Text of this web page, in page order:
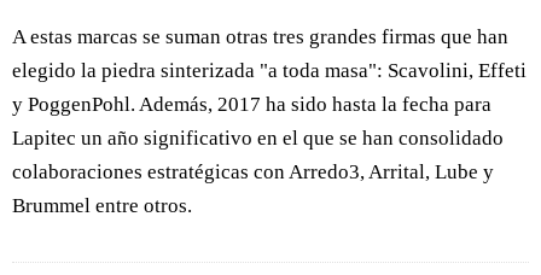
A estas marcas se suman otras tres grandes firmas que han
elegido la piedra sinterizada "a toda masa": Scavolini, Effeti
y PoggenPohl. Además, 2017 ha sido hasta la fecha para
Lapitec un año significativo en el que se han consolidado
colaboraciones estratégicas con Arredo3, Arrital, Lube y
Brummel entre otros.